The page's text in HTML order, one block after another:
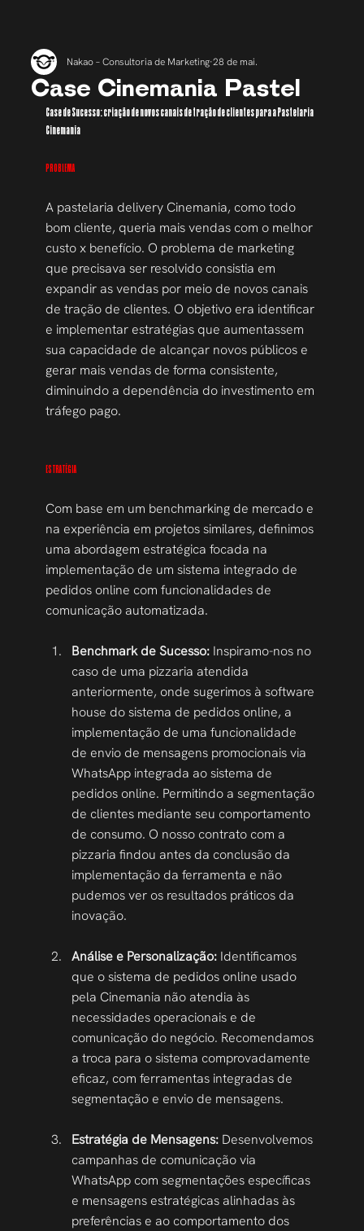
Case Cinemania Pastel
Nakao – Consultoria de Marketing 28 de mai.
Case de Sucesso: criação de novos canais de tração de clientes para a Pastelaria
Cinemania
PROBLEMA
A pastelaria delivery Cinemania, como todo
bom cliente, queria mais vendas com o melhor
custo x benefício. O problema de marketing
que precisava ser resolvido consistia em
expandir as vendas por meio de novos canais
de tração de clientes. O objetivo era identificar
e implementar estratégias que aumentassem
sua capacidade de alcançar novos públicos e
gerar mais vendas de forma consistente,
diminuindo a dependência do investimento em
tráfego pago.
ESTRATÉGIA
Com base em um benchmarking de mercado e
na experiência em projetos similares, definimos
uma abordagem estratégica focada na
implementação de um sistema integrado de
pedidos online com funcionalidades de
comunicação automatizada.
Benchmark de Sucesso: Inspiramo-nos no
caso de uma pizzaria atendida
anteriormente, onde sugerimos à software
house do sistema de pedidos online, a
implementação de uma funcionalidade
de envio de mensagens promocionais via
WhatsApp integrada ao sistema de
pedidos online. Permitindo a segmentação
de clientes mediante seu comportamento
de consumo. O nosso contrato com a
pizzaria findou antes da conclusão da
implementação da ferramenta e não
pudemos ver os resultados práticos da
inovação.
Análise e Personalização: Identificamos
que o sistema de pedidos online usado
pela Cinemania não atendia às
necessidades operacionais e de
comunicação do negócio. Recomendamos
a troca para o sistema comprovadamente
eficaz, com ferramentas integradas de
segmentação e envio de mensagens.
Estratégia de Mensagens: Desenvolvemos
campanhas de comunicação via
WhatsApp com segmentações específicas
e mensagens estratégicas alinhadas às
preferências e ao comportamento dos